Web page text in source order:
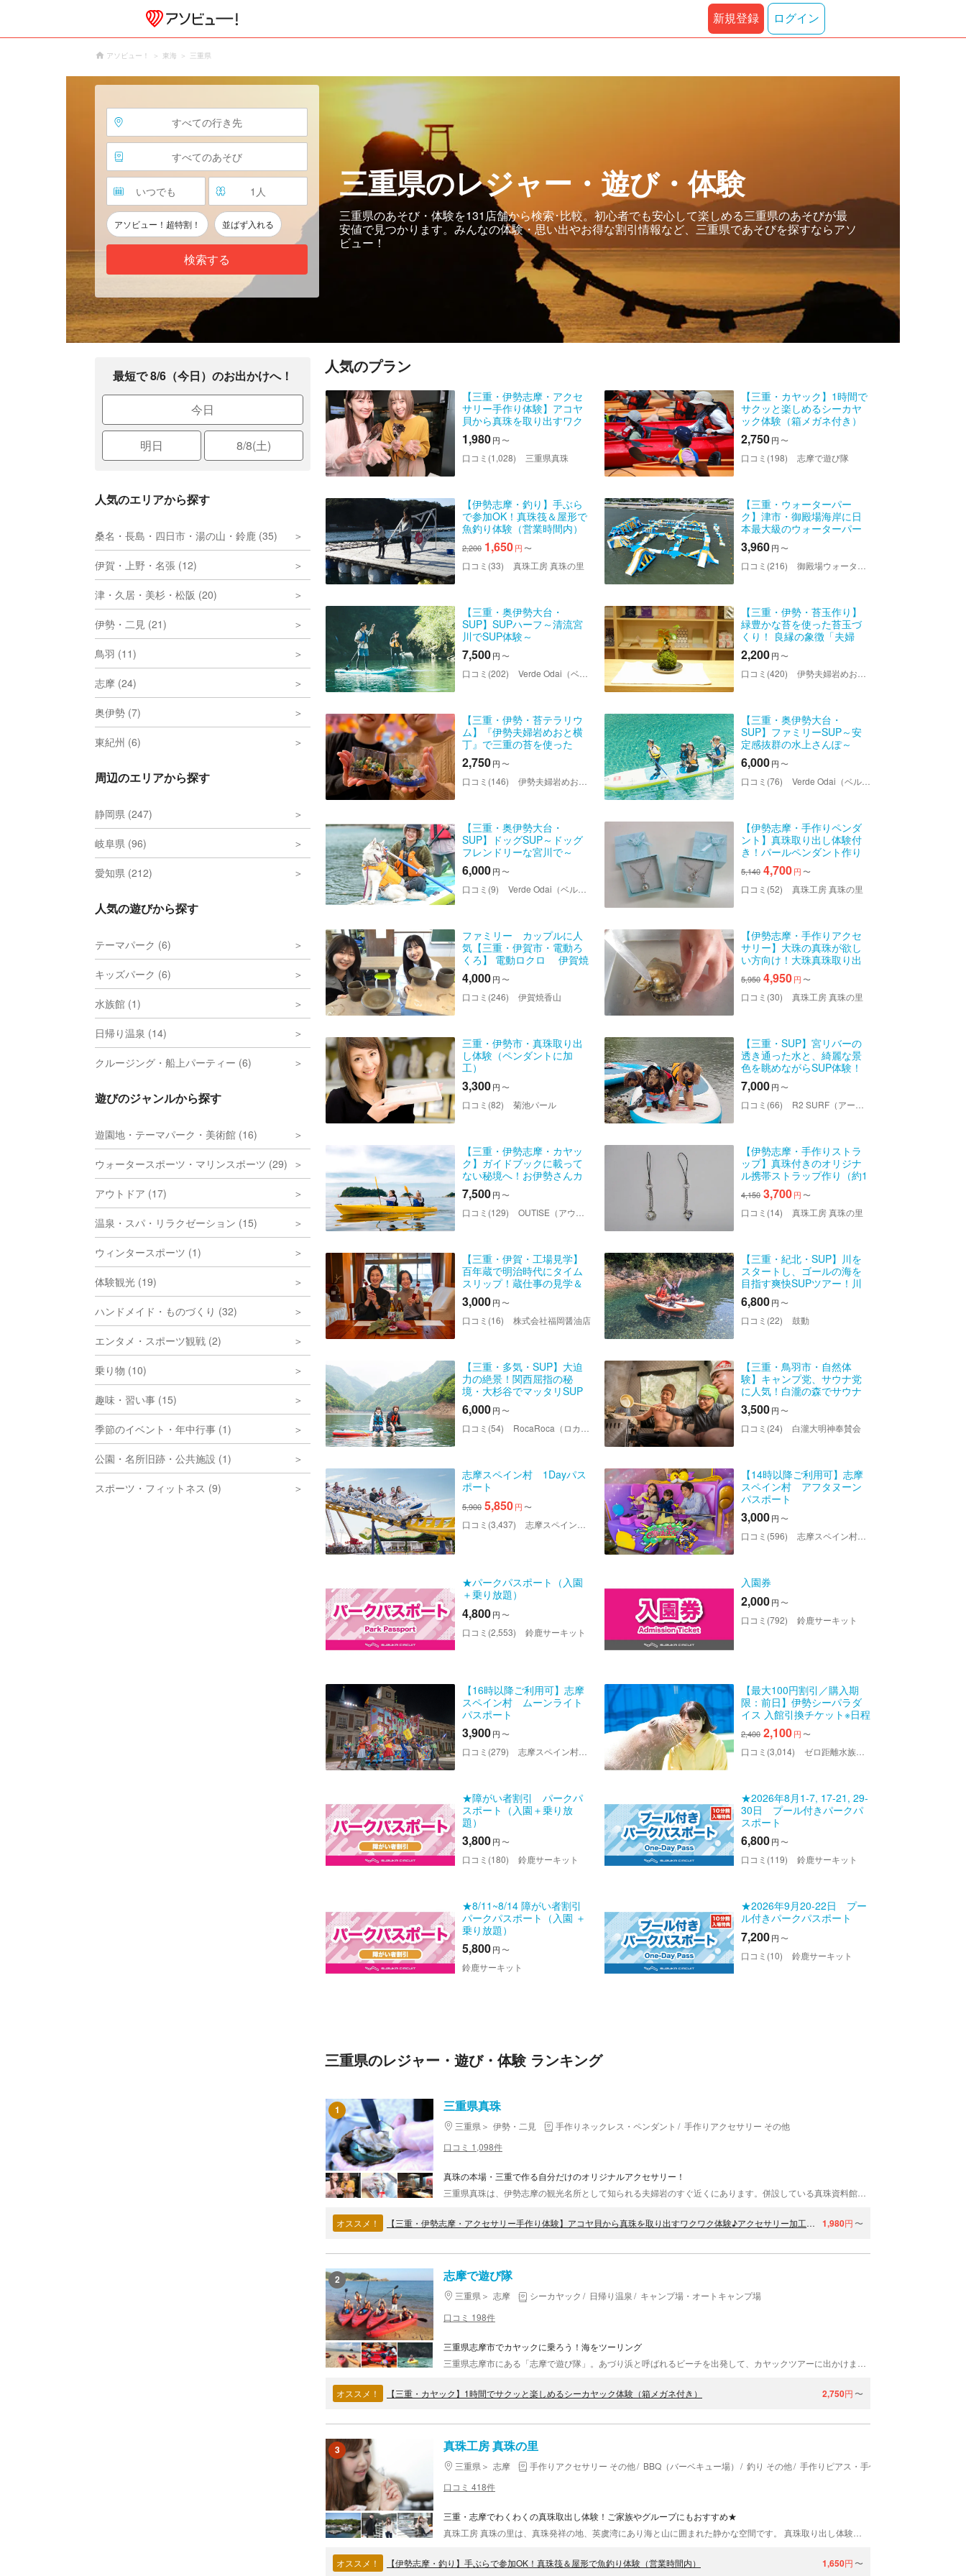
新規登録 ログイン
アソビュー！ 東海 三重県
すべての行き先
すべてのあそび
いつでも 1 人
アソビュー！超特割！ 並ばず入れる
検索する
三重県のレジャー・遊び・体験
三重県のあそび・体験を131店舗から検索･比較。初心者でも安心して楽しめる三重県のあそびが最
安値で見つかります。みんなの体験・思い出やお得な割引情報など、三重県であそびを探すならアソ
ビュー！
最短で 8/6（今日）のお出かけへ！
今日
明日 8/8(土)
人気のエリアから探す
桑名・長島・四日市・湯の山・鈴鹿 (35)
伊賀・上野・名張 (12)
津・久居・美杉・松阪 (20)
伊勢・二見 (21)
鳥羽 (11)
志摩 (24)
奥伊勢 (7)
東紀州 (6)
周辺のエリアから探す
静岡県 (247)
岐阜県 (96)
愛知県 (212)
人気の遊びから探す
テーマパーク (6)
キッズパーク (6)
水族館 (1)
日帰り温泉 (14)
クルージング・船上パーティー (6)
遊びのジャンルから探す
遊園地・テーマパーク・美術館 (16)
ウォータースポーツ・マリンスポーツ (29)
アウトドア (17)
温泉・スパ・リラクゼーション (15)
ウィンタースポーツ (1)
体験観光 (19)
ハンドメイド・ものづくり (32)
エンタメ・スポーツ観戦 (2)
乗り物 (10)
趣味・習い事 (15)
季節のイベント・年中行事 (1)
公園・名所旧跡・公共施設 (1)
スポーツ・フィットネス (9)
人気のプラン
【三重・伊勢志摩・アクセ
サリー手作り体験】アコヤ
貝から真珠を取り出すワク
ワク体験♪アクセサリー加工
もできます（※要別途金具
代）
1,980円 〜
口コミ(1,028) 三重県真珠
【三重・カヤック】1時間で
サクッと楽しめるシーカヤ
ック体験（箱メガネ付き）
2,750円 〜
口コミ(198) 志摩で遊び隊
【伊勢志摩・釣り】手ぶら
で参加OK！真珠筏＆屋形で
魚釣り体験（営業時間内）
2,200 1,650円 〜
口コミ(33) 真珠工房 真珠の里
【三重・ウォーターパー
ク】津市・御殿場海岸に日
本最大級のウォーターパー
クが誕生！前売り入場券
3,960円 〜
口コミ(216) 御殿場ウォーター亀ハウス
【三重・奥伊勢大台・
SUP】SUPハーフ～清流宮
川でSUP体験～
7,500円 〜
口コミ(202) Verde Odai（ベルデオオダイ）
【三重・伊勢・苔玉作り】
緑豊かな苔を使った苔玉づ
くり！ 良縁の象徴「夫婦
岩」のように2つ並べた苔玉
も大人気！
2,200円 〜
口コミ(420) 伊勢夫婦岩めおと横丁 めおと岩アクティビティ
【三重・伊勢・苔テラリウ
ム】『伊勢夫婦岩めおと横
丁』で三重の苔を使った
「苔テラリウムづくり」体
験をしてみませんか？
2,750円 〜
口コミ(146) 伊勢夫婦岩めおと横丁 めおと岩アクティビティ
【三重・奥伊勢大台・
SUP】ファミリーSUP～安
定感抜群の水上さんぽ～
6,000円 〜
口コミ(76) Verde Odai（ベルデオオダイ）
【三重・奥伊勢大台・
SUP】ドッグSUP～ドッグ
フレンドリーな宮川で～
6,000円 〜
口コミ(9) Verde Odai（ベルデオオダイ）
【伊勢志摩・手作りペンダ
ント】真珠取り出し体験付
き！パールペンダント作り
（約1時間）
5,140 4,700円 〜
口コミ(52) 真珠工房 真珠の里
ファミリー カップルに人
気【三重・伊賀市・電動ろ
くろ】 電動ロクロ 伊賀焼
フリーカップ・湯呑・茶
碗・皿等の中から2個
4,000円 〜
口コミ(246) 伊賀焼香山
【伊勢志摩・手作りアクセ
サリー】大珠の真珠が欲し
い方向け！大珠真珠取り出
し体験（約1時間）
5,950 4,950円 〜
口コミ(30) 真珠工房 真珠の里
三重・伊勢市・真珠取り出
し体験（ペンダントに加
工）
3,300円 〜
口コミ(82) 菊池パール
【三重・SUP】宮リバーの
透き通った水と、綺麗な景
色を眺めながらSUP体験！
7,000円 〜
口コミ(66) R2 SURF（アールツーサーフ）
【三重・伊勢志摩・カヤッ
ク】ガイドブックに載って
ない秘境へ！お伊勢さんカ
ヤック
7,500円 〜
口コミ(129) OUTISE（アウティーズ）
【伊勢志摩・手作りストラ
ップ】真珠付きのオリジナ
ル携帯ストラップ作り（約1
時間）
4,150 3,700円 〜
口コミ(14) 真珠工房 真珠の里
【三重・伊賀・工場見学】
百年蔵で明治時代にタイム
スリップ！蔵仕事の見学＆
紅くるりドレッシングづく
り体験
3,000円 〜
口コミ(16) 株式会社福岡醤油店
【三重・紀北・SUP】川を
スタートし、ゴールの海を
目指す爽快SUPツアー！川
と海さらに汽水域でも楽し
める！約2㎞を2時間30分か
けてゆっくり下る冒険型
6,800円 〜
口コミ(22) 鼓動
【三重・多気・SUP】大迫
力の絶景！関西屈指の秘
境・大杉谷でマッタリSUP
体験
6,000円 〜
口コミ(54) RocaRoca（ロカロカ）アクティビティ
【三重・鳥羽市・自然体
験】キャンプ党、サウナ党
に人気！白瀧の森でサウナ
体験（白瀧 森のサウナ）
3,500円 〜
口コミ(24) 白瀧大明神奉賛会
志摩スペイン村 1Dayパス
ポート
5,900 5,850円 〜
口コミ(3,437) 志摩スペイン村パルケエスパーニャ
【14時以降ご利用可】志摩
スペイン村 アフタヌーン
パスポート
3,000円 〜
口コミ(596) 志摩スペイン村パルケエスパーニャ
★パークパスポート（入園
＋乗り放題）
4,800円 〜
口コミ(2,553) 鈴鹿サーキット
入園券
2,000円 〜
口コミ(792) 鈴鹿サーキット
【16時以降ご利用可】志摩
スペイン村 ムーンライト
パスポート
3,900円 〜
口コミ(279) 志摩スペイン村パルケエスパーニャ
【最大100円割引／購入期
限：前日】伊勢シーパラダ
イス 入館引換チケット※日程
変更不可
2,400 2,100円 〜
口コミ(3,014) ゼロ距離水族館 伊勢シーパラダイス
★障がい者割引 パークパ
スポート（入園＋乗り放
題）
3,800円 〜
口コミ(180) 鈴鹿サーキット
★2026年8月1-7, 17-21, 29-
30日 プール付きパークパ
スポート
6,800円 〜
口コミ(119) 鈴鹿サーキット
★8/11~8/14 障がい者割引
パークパスポート（入園 ＋
乗り放題）
5,800円 〜
鈴鹿サーキット
★2026年9月20-22日 プー
ル付きパークパスポート
7,200円 〜
口コミ(10) 鈴鹿サーキット
三重県のレジャー・遊び・体験 ランキング
1 三重県真珠
三重県 伊勢・二見 手作りネックレス・ペンダント
手作りアクセサリー その他
口コミ 1,098件
真珠の本場・三重で作る自分だけのオリジナルアクセサリー！
オススメ！ 【三重・伊勢志摩・アクセサリー手作り体験】アコヤ貝から真珠を取り出すワクワク体験♪アクセサリー加工もできます（※要別途金具代） 1,980円 〜
2 志摩で遊び隊
三重県 志摩 シーカヤック 日帰り温泉
キャンプ場・オートキャンプ場
口コミ 198件
三重県志摩市でカヤックに乗ろう！海をツーリング
オススメ！ 【三重・カヤック】1時間でサクッと楽しめるシーカヤック体験（箱メガネ付き） 2,750円 〜
3 真珠工房 真珠の里
三重県 志摩 手作りアクセサリー その他 BBQ（バーベキュー場） 釣り その他 手作りピアス・手作りイヤリング
口コミ 418件
三重・志摩でわくわくの真珠取出し体験！ご家族やグループにもおすすめ★
オススメ！ 【伊勢志摩・釣り】手ぶらで参加OK！真珠筏＆屋形で魚釣り体験（営業時間内） 1,650円 〜